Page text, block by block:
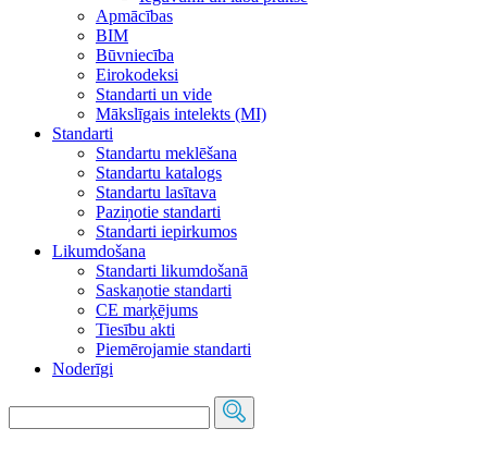
Apmācības
BIM
Būvniecība
Eirokodeksi
Standarti un vide
Mākslīgais intelekts (MI)
Standarti
Standartu meklēšana
Standartu katalogs
Standartu lasītava
Paziņotie standarti
Standarti iepirkumos
Likumdošana
Standarti likumdošanā
Saskaņotie standarti
CE marķējums
Tiesību akti
Piemērojamie standarti
Noderīgi